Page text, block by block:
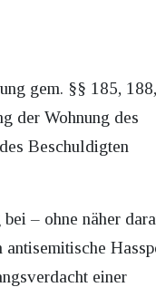
gem. §§ 185,
der Wohnung des
Beschuldigten
– ohne näher
einer